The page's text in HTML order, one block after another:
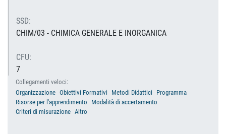
SSD:
CHIM/03 - CHIMICA GENERALE E INORGANICA
CFU:
7
Collegamenti veloci:
Organizzazione Obiettivi Formativi Metodi Didattici
Programma
Risorse per l'apprendimento
Modalità di accertamento
Criteri di misurazione Altro